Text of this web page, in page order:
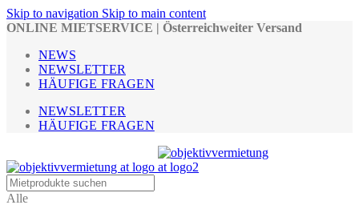
Skip to navigation Skip to main content
ONLINE MIETSERVICE | Österreichweiter Versand
NEWS
NEWSLETTER
HÄUFIGE FRAGEN
NEWSLETTER
HÄUFIGE FRAGEN
Alle